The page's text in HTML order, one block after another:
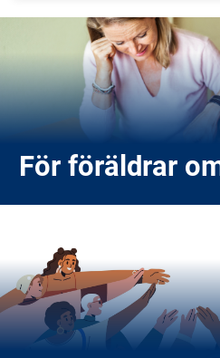
För föräldrar